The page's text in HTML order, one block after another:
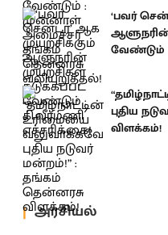
‘பவர்
ஆளுநரின்
வேண்டும்
புதிய
விளக்கம்!
அரசியல்